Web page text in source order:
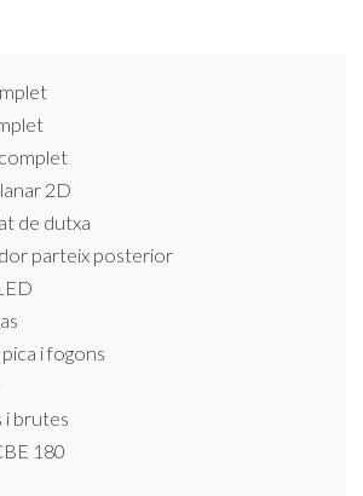
2D
de dutxa
parteix posterior
i fogons
i brutes
180